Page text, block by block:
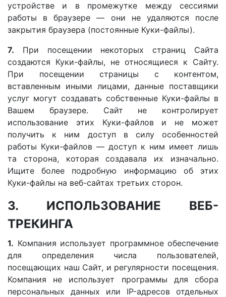
устройстве и в промежутке между сессиями
работы в браузере — они не удаляются после
закрытия браузера (постоянные Куки-файлы).
7. При посещении некоторых страниц Сайта
создаются Куки-файлы, не относящиеся к Сайту.
При посещении страницы с контентом,
вставленным иными лицами, данные поставщики
услуг могут создавать собственные Куки-файлы в
Вашем браузере. Сайт не контролирует
использование этих Куки-файлов и не может
получить к ним доступ в силу особенностей
работы Куки-файлов — доступ к ним имеет лишь
та сторона, которая создавала их изначально.
Ищите более подробную информацию об этих
Куки-файлы на веб-сайтах третьих сторон.
3. ИСПОЛЬЗОВАНИЕ ВЕБ-
ТРЕКИНГА
1. Компания использует программное обеспечение
для определения числа пользователей,
посещающих наш Сайт, и регулярности посещения.
Компания не использует программы для сбора
персональных данных или IP-адресов отдельных